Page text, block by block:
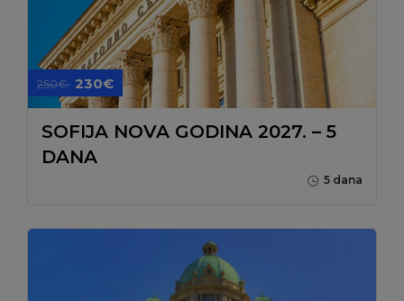
250€ 230€
SOFIJA NOVA GODINA 2027. – 5
DANA
5 dana